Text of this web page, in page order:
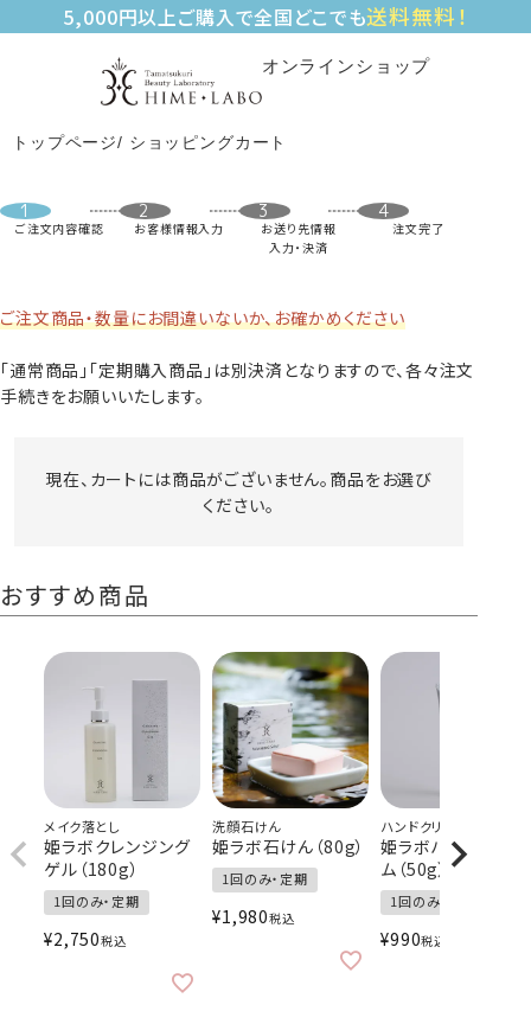
5,000円以上ご購入で全国どこでも送料無料！
オンラインショップ
トップページ ショッピングカート
ご注文内容確認 お客様情報入力
お送り先情報
入力・決済
注文完了
ご注文商品・数量にお間違いないか、お確かめください
「通常商品」「定期購入商品」は別決済となりますので、各々注文
手続きをお願いいたします。
現在、カートには商品がございません。商品をお選び
ください。
おすすめ商品
メイク落とし
姫ラボクレンジング
ゲル（180g）
1回のみ・定期
¥2,750税込
洗顔石けん
姫ラボ石けん（80g）
1回のみ・定期
¥1,980税込
ハンドクリーム
姫ラボハンドクリー
ム（50g）
1回のみ・定期
¥990税込